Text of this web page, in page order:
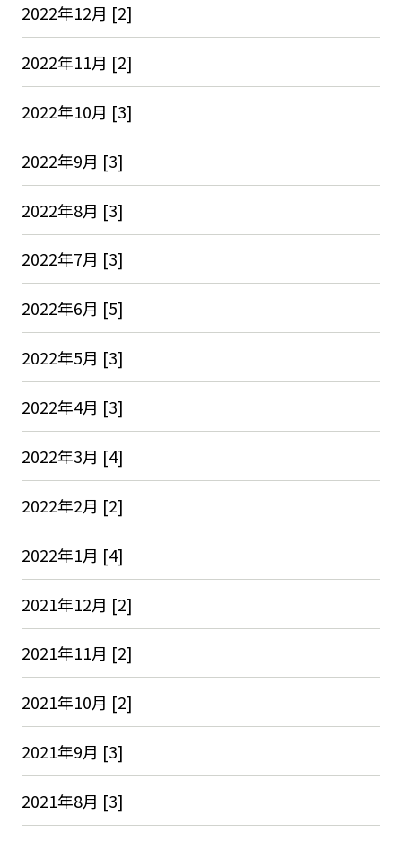
2022年12月 [2]
2022年11月 [2]
2022年10月 [3]
2022年9月 [3]
2022年8月 [3]
2022年7月 [3]
2022年6月 [5]
2022年5月 [3]
2022年4月 [3]
2022年3月 [4]
2022年2月 [2]
2022年1月 [4]
2021年12月 [2]
2021年11月 [2]
2021年10月 [2]
2021年9月 [3]
2021年8月 [3]